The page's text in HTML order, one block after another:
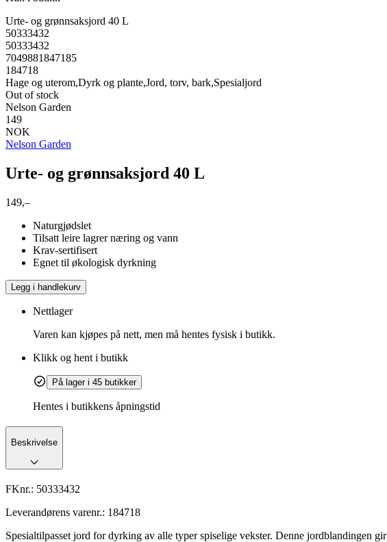
Urte- og grønnsaksjord 40 L
50333432
50333432
7049881847185
184718
Hage og uterom,Dyrk og plante,Jord, torv, bark,Spesialjord
Out of stock
Nelson Garden
149
NOK
Nelson Garden
Urte- og grønnsaksjord 40 L
149,–
Naturgjødslet
Tilsatt leire lagrer næring og vann
Krav-sertifisert
Egnet til økologisk dyrkning
Legg i handlekurv
Nettlager
Varen kan kjøpes på nett, men må hentes fysisk i butikk.
Klikk og hent i butikk
På lager i 45 butikker
Hentes i butikkens åpningstid
Beskrivelse
FKnr.: 50333432
Leverandørens varenr.: 184718
Spesialtilpasset jord for dyrking av alle typer spiselige vekster. Denne jordblandingen